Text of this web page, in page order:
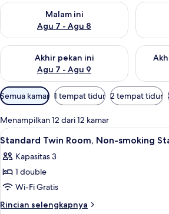
Malam ini
Agu 7 - Agu 8
Periksa ketersediaan untuk malam ini
Akhir pekan ini
Agu 7 - Agu 9
Periksa ketersediaan untuk akhir pekan
Filter
tersedia
untuk
kamar
Semua kamar 1 tempat tidur 2 tempat tidur
Menampilkan 12 dari 12 kamar
Lihat
semua
foto
untuk
Standard
Twin
Seprai
6
Standard Twin Room, Non-smoking
Kapasitas 3
1 double
Wi-Fi Gratis
Rincian selengkapnya
Rincian